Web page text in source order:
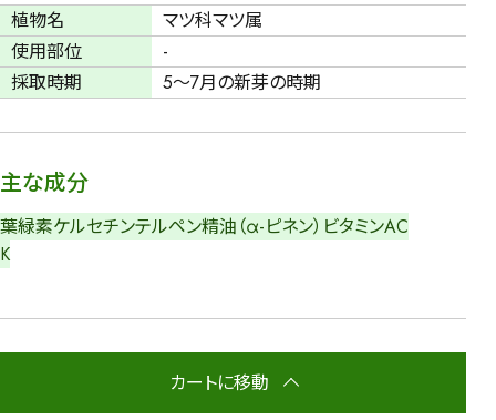
植物名
マツ科マツ属
使用部位
-
採取時期
5～7月の新芽の時期
主な成分
葉緑素ケルセチンテルペン精油（α-ピネン） ビタミンAC
K
カートに移動